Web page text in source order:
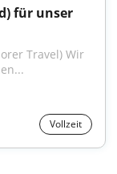
für unser
Travel) Wir
Vollzeit